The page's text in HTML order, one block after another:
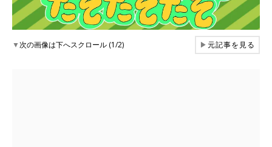
▼次の画像は下へスクロール (1/2) ▶元記事を見る